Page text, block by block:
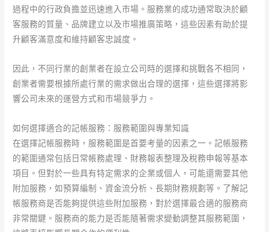
過程中的行政負擔並迅速進入市場。服務業的成功通常取決於顧
客服務的質量、品牌建立以及市場推廣策略，這些因素有助於提
升顧客滿意度和維持顧客忠誠度。
因此，不同行業的創業者在設立公司時的選擇和挑戰各不相同，
創業者需要根據所處行業的需求做出合理的選擇，這些選擇將影
響公司未來的運營方式和市場競爭力。
如何選擇適合的記帳服務：服務範圍與專業知識
在選擇記帳服務時，服務範圍是首要考量的因素之一。記帳服務
的範圍通常包括日常帳務處理、財務報表整理及稅務申報等基本
項目。但對於一些具有特定需求的企業或個人，可能還需要其他
附加服務，如預算編制、資金流分析、長期財務規劃等。了解記
帳服務商是否能夠提供這些附加服務，對於選擇最合適的服務商
非常關鍵。服務商的能力是否能隨著需求變動調整其服務範圍，